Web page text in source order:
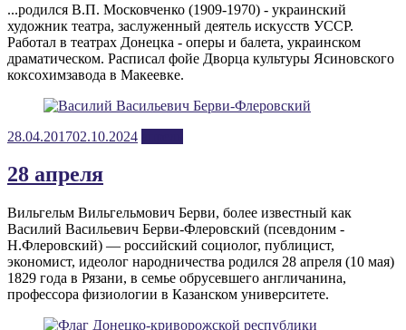
...родился В.П. Московченко (1909-1970) - украинский
художник театра, заслуженный деятель искусств УССР.
Работал в театрах Донецка - оперы и балета, украинском
драматическом. Расписал фойе Дворца культуры Ясиновского
коксохимзавода в Макеевке.
Posted
28.04.201702.10.2024
28 апреля
Вильгельм Вильгельмович Берви, более известный как
Василий Васильевич Берви-Флеровский (псевдоним -
Н.Флеровский) — российский социолог, публицист,
экономист, идеолог народничества родился 28 апреля (10 мая)
1829 года в Рязани, в семье обрусевшего англичанина,
профессора физиологии в Казанском университете.